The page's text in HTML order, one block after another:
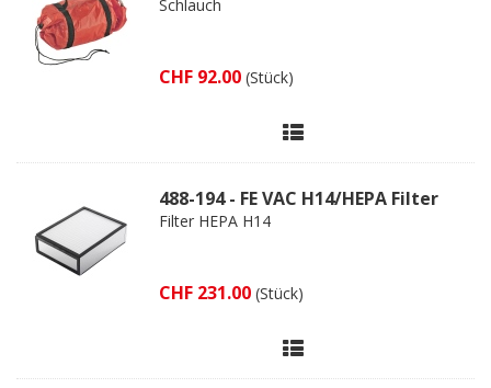
Schlauch
CHF 92.00 (Stück)
488-194 - FE VAC H14/HEPA Filter
Filter HEPA H14
CHF 231.00 (Stück)